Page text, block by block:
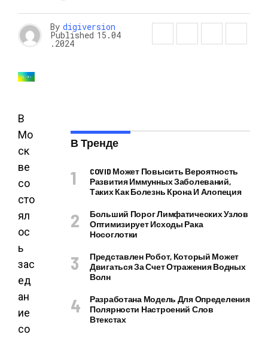
By digiversion
Published 15.04
.2024
В
Мо
ск
ве
со
сто
ял
ос
ь
зас
ед
ан
ие
со
В Тренде
COVID Может Повысить Вероятность
Развития Иммунных Заболеваний,
Таких Как Болезнь Крона И Алопеция
Больший Порог Лимфатических Узлов
Оптимизирует Исходы Рака
Носоглотки
Представлен Робот, Который Может
Двигаться За Счет Отражения Водных
Волн
Разработана Модель Для Определения
Полярности Настроений Слов
Втекстах